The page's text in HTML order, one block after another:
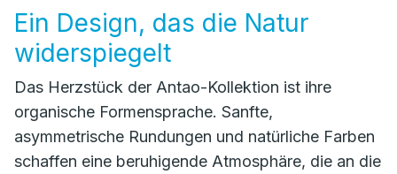
Ein Design, das die Natur
widerspiegelt
Das Herzstück der Antao-Kollektion ist ihre
organische Formensprache. Sanfte,
asymmetrische Rundungen und natürliche Farben
schaffen eine beruhigende Atmosphäre, die an die